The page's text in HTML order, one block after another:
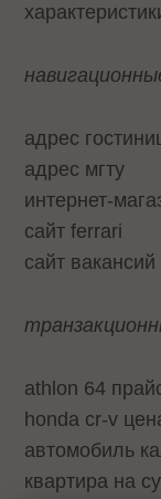
адрес
адрес мгту
интернет-
сайт ferrari
сайт вакансий
athlon 64
honda cr-v
автомобиль
квартира на